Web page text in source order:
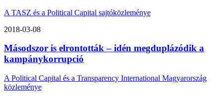
A TASZ és a Political Capital sajtóközleménye
2018-03-08
Másodszor is elrontották – idén megduplázódik a
kampánykorrupció
A Political Capital és a Transparency International Magyarország
közleménye